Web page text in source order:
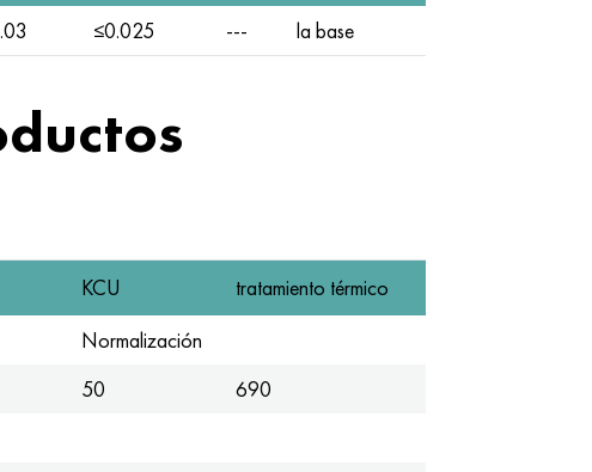
≤0.025 --- la base
KCU
tratamiento térmico
Normalización
50
690